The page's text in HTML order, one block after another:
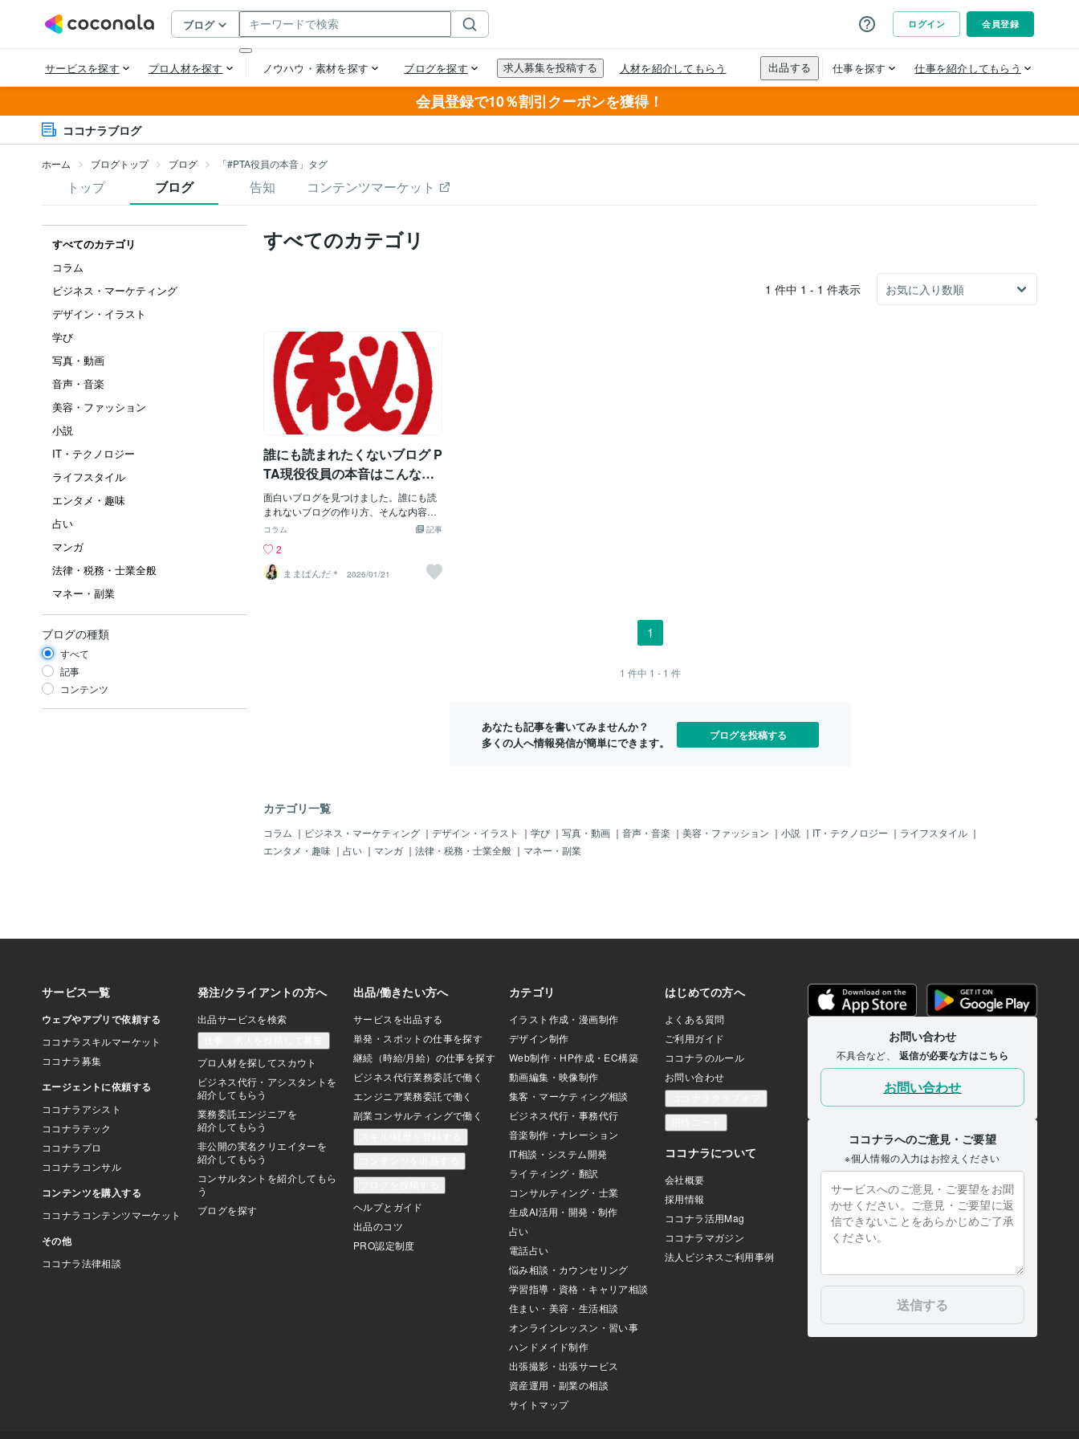
会員登録で10％割引クーポンを獲得！
ココナラブログ
ホーム ブログトップ ブログ 「#PTA役員の本音」タグ
トップ ブログ 告知 コンテンツマーケット
すべてのカテゴリ
コラム
ビジネス・マーケティング
デザイン・イラスト
学び
写真・動画
音声・音楽
美容・ファッション
小説
IT・テクノロジー
ライフスタイル
エンタメ・趣味
占い
マンガ
法律・税務・士業全般
マネー・副業
ブログの種類
すべて
記事
コンテンツ
すべてのカテゴリ
1 件中 1 - 1 件表示
誰にも読まれたくないブログ P
TA現役役員の本音はこんな感
じ ズレてる変人不思議ちゃん
ですが何か？
面白いブログを見つけました。誰にも読
まれないブログの作り方、そんな内容で
す。もう視点が面白い！だから、ままぱ
いブログ」を書いてみることにしまし
た。間違ってクリックしてしまった人も
早々に離脱できるよう、本文は改行なし
れます(笑)。ありがとう。でもね、ずっ
と役員やってる本当の、そして一番の理
由は自己満足のため。分野でいうと、広
報みたいなことをやっています。学校行
事はもちろん、そのほかにも自由に企画
思います。わあ！楽しそう、面白そう。
お金もらえるもらえないなんて関係な
い、なんならお金払ってでもやりた
い！！思わずよだれを垂らしそうになっ
た人、何年でもできます
記事
コラム
2
ままぱんだ＊
2026/01/21
1
1 件中 1 - 1 件
あなたも記事を書いてみませんか？
多くの人へ情報発信が簡単にできます。
ブログを投稿する
カテゴリ一覧
コラム ｜ ビジネス・マーケティング ｜ デザイン・イラスト ｜ 学び ｜ 写真・動画 ｜ 音声・音楽 ｜ 美容・ファッション ｜ 小説 ｜ IT・テクノロジー ｜ ライフスタイル ｜
エンタメ・趣味 ｜ 占い ｜ マンガ ｜ 法律・税務・士業全般 ｜ マネー・副業